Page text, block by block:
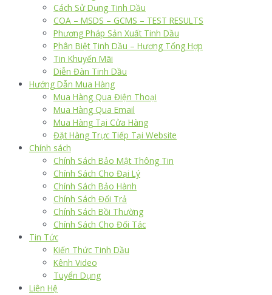
Cách Sử Dụng Tinh Dầu
COA – MSDS – GCMS – TEST RESULTS
Phương Pháp Sản Xuất Tinh Dầu
Phân Biệt Tinh Dầu – Hương Tổng Hợp
Tin Khuyến Mãi
Diễn Đàn Tinh Dầu
Hướng Dẫn Mua Hàng
Mua Hàng Qua Điện Thoại
Mua Hàng Qua Email
Mua Hàng Tại Cửa Hàng
Đặt Hàng Trực Tiếp Tại Website
Chính sách
Chính Sách Bảo Mật Thông Tin
Chính Sách Cho Đại Lý
Chính Sách Bảo Hành
Chính Sách Đổi Trả
Chính Sách Bồi Thường
Chính Sách Cho Đối Tác
Tin Tức
Kiến Thức Tinh Dầu
Kênh Video
Tuyển Dụng
Liên Hệ